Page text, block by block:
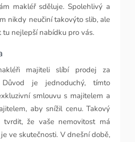
makléř sděluje. Spolehlivý a
nikdy neučiní takovýto slib, ale
tu nejlepší nabídku pro vás.
majiteli slíbí prodej za
Důvod je jednoduchý, tímto
smlouvu s majitelem a
aby snížil cenu. Takový
že vaše nemovitost má
ve skutečnosti. V dnešní době,